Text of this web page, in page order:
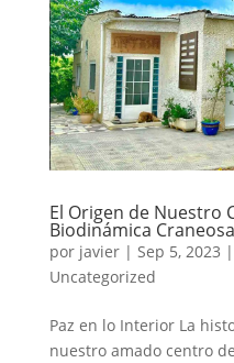
El Origen de Nuestro
Biodinámica
por javier| Sep 5, 2023 |
Uncategorized
Paz en lo Interior La
nuestro amado centro